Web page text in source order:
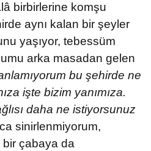
birbirlerine komşu
aynı kalan bir şeyler
yaşıyor, tebessüm
arka masadan gelen
bu şehirde ne
işte bizim yanımıza.
daha ne istiyorsunuz
sinirlenmiyorum,
çabaya da